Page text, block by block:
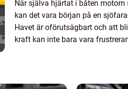
När själva hjärtat i båten motorn
kan det vara början på en
Havet är oförutsägbart och att
kraft kan inte bara vara